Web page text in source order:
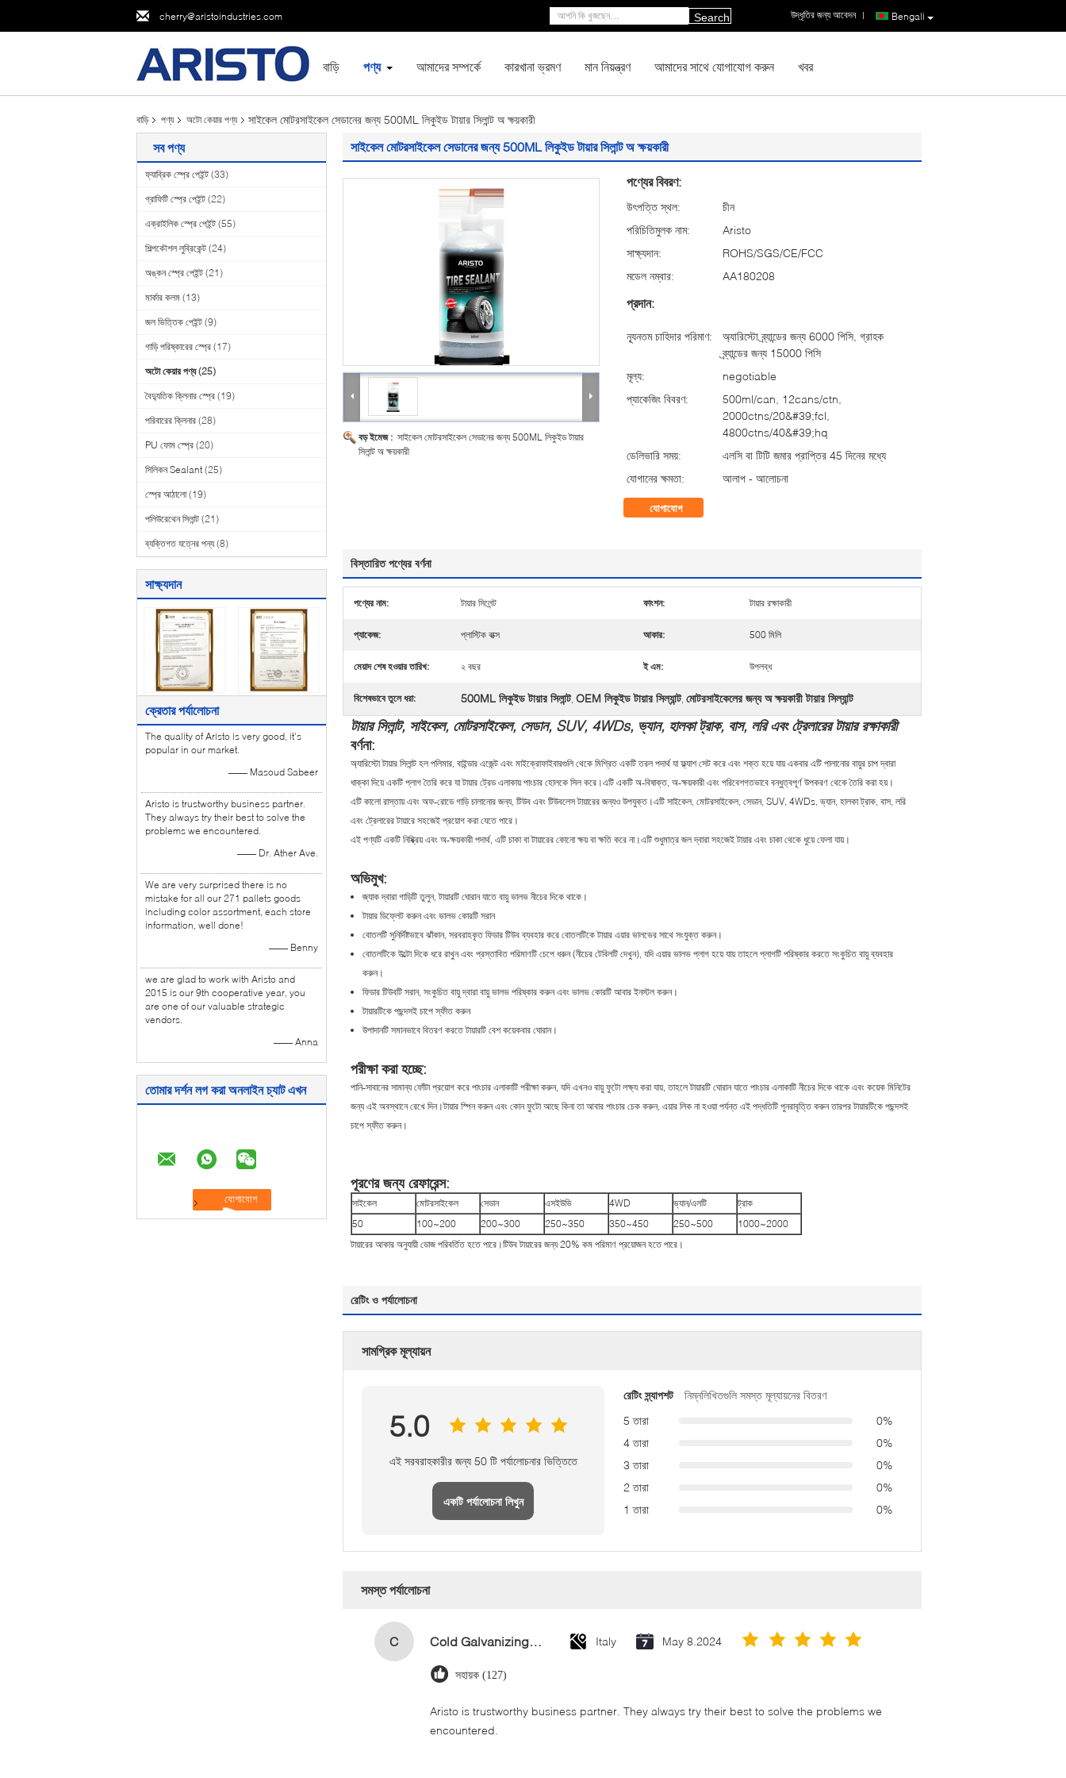
cherry@aristoindustries.com Bengali
উদ্ধৃতির জন্য আবেদন |
Search
বাড়ি পণ্য আমাদের সম্পর্কে কারখানা ভ্রমণ মান নিয়ন্ত্রণ আমাদের সাথে যোগাযোগ করুন খবর
বাড়ি পণ্য অটো কেয়ার পণ্য সাইকেল মোটরসাইকেল সেডানের জন্য 500ML লিকুইড টায়ার সিলান্ট অ ক্ষয়কারী
সব পণ্য
ফ্যাব্রিক স্প্রে পেইন্ট (33)
গ্রাফিটি স্প্রে পেইন্ট (22)
এক্রাইলিক স্প্রে পেইন্ট (55)
শিল্পকৌশল লুব্রিকেন্ট (24)
অঙ্কন স্প্রে পেইন্ট (21)
মার্কার কলম (13)
জল ভিত্তিক পেইন্ট (9)
গাড়ি পরিষ্কারের স্প্রে (17)
অটো কেয়ার পণ্য (25)
বৈদ্যুতিক ক্লিনার স্প্রে (19)
পরিবারের ক্লিনার (28)
PU ফোম স্প্রে (20)
সিলিকন Sealant (25)
স্প্রে আঠালো (19)
পলিউরেথেন সিলান্ট (21)
ব্যক্তিগত যত্নের পন্য (8)
সাক্ষ্যদান
ক্রেতার পর্যালোচনা
The quality of Aristo is very good, it's
popular in our market.
—— Masoud Sabeer
Aristo is trustworthy business partner.
They always try their best to solve the
problems we encountered.
—— Dr. Ather Ave.
We are very surprised there is no
mistake for all our 271 pallets goods
including color assortment, each store
information, well done!
—— Benny
we are glad to work with Aristo and
2015 is our 9th cooperative year, you
are one of our valuable strategic
vendors.
—— Anna
তোমার দর্শন লগ করা অনলাইন চ্যাট এখন
সাইকেল মোটরসাইকেল সেডানের জন্য 500ML লিকুইড টায়ার সিলান্ট অ ক্ষয়কারী
বড় ইমেজ : সাইকেল মোটরসাইকেল সেডানের জন্য 500ML লিকুইড টায়ার
সিলান্ট অ ক্ষয়কারী
পণ্যের বিবরণ:
উৎপত্তি স্থল:
চীন
পরিচিতিমুলক নাম:
Aristo
সাক্ষ্যদান:
ROHS/SGS/CE/FCC
মডেল নম্বার:
AA180208
প্রদান:
ন্যূনতম চাহিদার পরিমাণ:
অ্যারিস্টো ব্র্যান্ডের জন্য 6000 পিসি, গ্রাহক
ব্র্যান্ডের জন্য 15000 পিসি
মূল্য:
negotiable
প্যাকেজিং বিবরণ:
500ml/can, 12cans/ctn,
2000ctns/20&#39;fcl,
4800ctns/40&#39;hq
ডেলিভারি সময়:
এলসি বা টিটি জমার প্রাপ্তির 45 দিনের মধ্যে
যোগানের ক্ষমতা:
আলাপ - আলোচনা
যোগাযোগ
বিস্তারিত পণ্যের বর্ণনা
পণ্যের নাম: টায়ার সিলেন্ট ফাংশন: টায়ার রক্ষাকারী
প্যাকেজ: প্লাস্টিক বাক্স আকার: 500 মিলি
মেয়াদ শেষ হওয়ার তারিখ: ২ বছর ই এম: উপলব্ধ
বিশেষভাবে তুলে ধরা: 500ML লিকুইড টায়ার সিলান্ট, OEM লিকুইড টায়ার সিল্যান্ট, মোটরসাইকেলের জন্য অ ক্ষয়কারী টায়ার সিল্যান্ট
টায়ার সিলান্ট, সাইকেল, মোটরসাইকেল, সেডান, SUV, 4WDs, ভ্যান, হালকা ট্রাক, বাস, লরি এবং ট্রেলারের টায়ার রক্ষাকারী
বর্ণনা:
অ্যারিস্টো টায়ার সিলান্ট হল পলিমার, বাইন্ডার এজেন্ট এবং মাইক্রোফাইবারগুলি থেকে মিশ্রিত একটি তরল পদার্থ যা ফ্ল্যাশ সেট করে এবং শক্ত হয়ে যায় একবার এটি পালানোর বায়ুর চাপ দ্বারা
ধাক্কা দিয়ে একটি প্লাগ তৈরি করে যা টায়ার ট্রেড এলাকায় পাংচার হোলকে সিল করে।এটি একটি অ-বিষাক্ত, অ-ক্ষয়কারী এবং পরিবেশগতভাবে বন্ধুত্বপূর্ণ উপকরণ থেকে তৈরি করা হয়।
এটি কালো রাস্তায় এবং অফ-রোডে গাড়ি চালানোর জন্য, টিউব এবং টিউবলেস টায়ারের জন্যও উপযুক্ত।এটি সাইকেল, মোটরসাইকেল, সেডান, SUV, 4WDs, ভ্যান, হালকা ট্রাক, বাস, লরি
এবং ট্রেলারের টায়ারে সহজেই প্রয়োগ করা যেতে পারে।
এই পণ্যটি একটি নিষ্ক্রিয় এবং অ-ক্ষয়কারী পদার্থ, এটি চাকা বা টায়ারের কোনো ক্ষয় বা ক্ষতি করে না।এটি শুধুমাত্র জল দ্বারা সহজেই টায়ার এবং চাকা থেকে ধুয়ে ফেলা যায়।
অভিমুখ:
জ্যাক দ্বারা গাড়িটি তুলুন, টায়ারটি ঘোরান যাতে বায়ু ভালভ নীচের দিকে থাকে।
টায়ার ডিফ্লেট করুন এবং ভালভ কোরটি সরান
বোতলটি সুনির্দিষ্টভাবে ঝাঁকান, সরবরাহকৃত ফিডার টিউব ব্যবহার করে বোতলটিকে টায়ার এয়ার ভালভের সাথে সংযুক্ত করুন।
বোতলটিকে উল্টো দিকে ধরে রাখুন এবং প্রস্তাবিত পরিমাণটি চেপে ধরুন (নীচের টেবিলটি দেখুন), যদি এয়ার ভালভ প্লাগ হয়ে যায় তাহলে প্লাগটি পরিষ্কার করতে সংকুচিত বায়ু ব্যবহার
করুন।
ফিডার টিউবটি সরান, সংকুচিত বায়ু দ্বারা বায়ু ভালভ পরিষ্কার করুন এবং ভালভ কোরটি আবার ইনস্টল করুন।
টায়ারটিকে পছন্দসই চাপে স্ফীত করুন
উপাদানটি সমানভাবে বিতরণ করতে টায়ারটি বেশ কয়েকবার ঘোরান।
পরীক্ষা করা হচ্ছে:
পানি-সাবানের সামান্য ফোঁটা প্রয়োগ করে পাংচার এলাকাটি পরীক্ষা করুন, যদি এখনও বায়ু ফুটো লক্ষ্য করা যায়, তাহলে টায়ারটি ঘোরান যাতে পাংচার এলাকাটি নীচের দিকে থাকে এবং কয়েক মিনিটের
জন্য এই অবস্থানে রেখে দিন।টায়ার স্পিন করুন এবং কোন ফুটো আছে কিনা তা আবার পাংচার চেক করুন, এয়ার লিক না হওয়া পর্যন্ত এই পদ্ধতিটি পুনরাবৃত্তি করুন তারপর টায়ারটিকে পছন্দসই
চাপে স্ফীত করুন।
পূরণের জন্য রেফারেন্স:
সাইকেল মোটরসাইকেল সেডান এসইউভি 4WD ভ্যান/এলটি
ট্রাক
50
100~200 200~300 250~350 350~450 250~500
1000~2000
টায়ারের আকার অনুযায়ী ডোজ পরিবর্তিত হতে পারে।টিউব টায়ারের জন্য 20% কম পরিমাণ প্রয়োজন হতে পারে।
রেটিং ও পর্যালোচনা
সামগ্রিক মূল্যায়ন
5.0
এই সরবরাহকারীর জন্য 50 টি পর্যালোচনার ভিত্তিতে
একটি পর্যালোচনা লিখুন
রেটিং স্ন্যাপশট
নিম্নলিখিতগুলি সমস্ত মূল্যায়নের বিতরণ
5 তারা
0%
4 তারা
0%
3 তারা
0%
2 তারা
0%
1 তারা
0%
সমস্ত পর্যালোচনা
C Cold Galvanizing Zinc Spray Paint 400ml Italy May 8.2024
সহায়ক (127)
Aristo is trustworthy business partner. They always try their best to solve the problems we
encountered.